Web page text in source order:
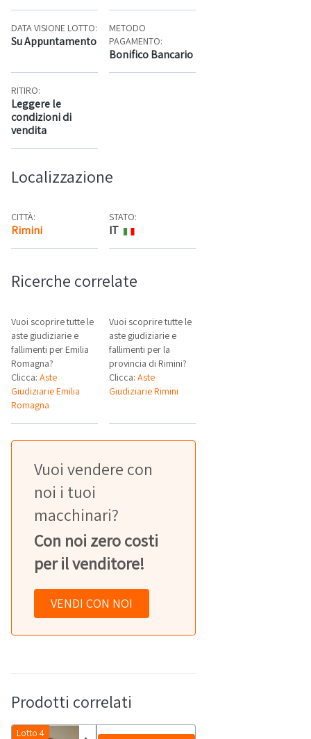
DATA VISIONE LOTTO:
Su Appuntamento
METODO
PAGAMENTO:
Bonifico Bancario
RITIRO:
Leggere le
condizioni di
vendita
Localizzazione
CITTÀ:
Rimini Mappa
STATO:
IT
Ricerche correlate
Vuoi scoprire tutte le
aste giudiziarie e
fallimenti per Emilia
Romagna?
Clicca: Aste
Giudiziarie Emilia
Romagna
Vuoi scoprire tutte le
aste giudiziarie e
fallimenti per la
provincia di Rimini?
Clicca:Aste
Giudiziarie Rimini
Vuoi vendere con
noi i tuoi
macchinari?
Con noi zero costi
per il venditore!
VENDI CON NOI
Prodotti correlati
Lotto 4